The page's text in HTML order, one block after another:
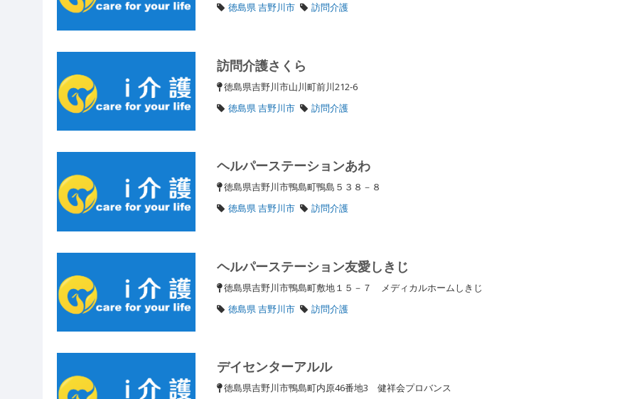
徳島県 吉野川市
訪問介護
訪問介護さくら
徳島県吉野川市山川町前川212-6
徳島県 吉野川市
訪問介護
ヘルパーステーションあわ
徳島県吉野川市鴨島町鴨島５３８－８
徳島県 吉野川市
訪問介護
ヘルパーステーション友愛しきじ
徳島県吉野川市鴨島町敷地１５－７ メディカルホームしきじ
徳島県 吉野川市
訪問介護
デイセンターアルル
徳島県吉野川市鴨島町内原46番地3 健祥会プロバンス